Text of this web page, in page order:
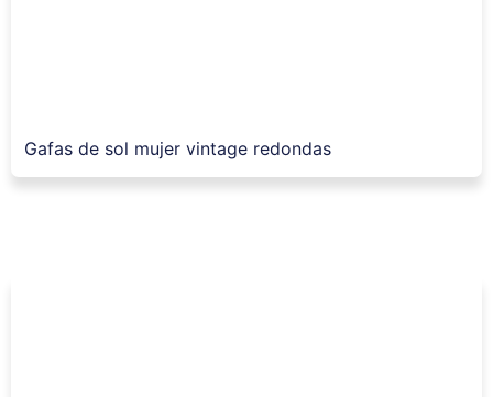
Gafas de sol mujer vintage redondas